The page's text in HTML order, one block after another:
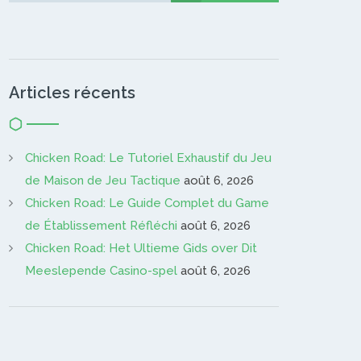
Articles récents
Chicken Road: Le Tutoriel Exhaustif du Jeu
de Maison de Jeu Tactique août 6, 2026
Chicken Road: Le Guide Complet du Game
de Établissement Réfléchi août 6, 2026
Chicken Road: Het Ultieme Gids over Dit
Meeslepende Casino-spel août 6, 2026